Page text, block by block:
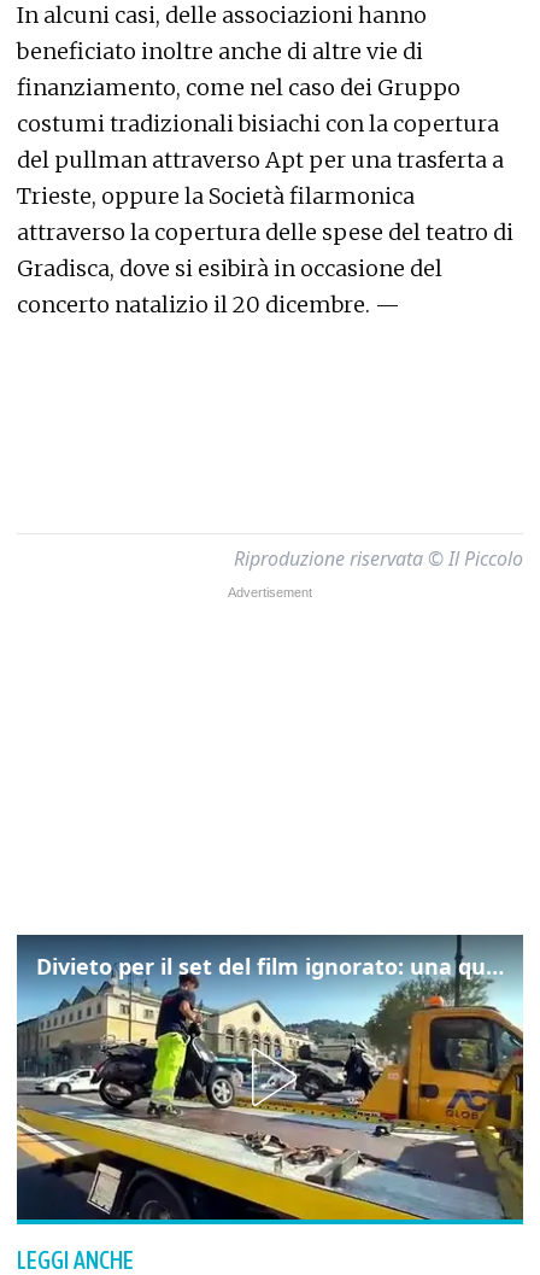
In alcuni casi, delle associazioni hanno
beneficiato inoltre anche di altre vie di
finanziamento, come nel caso dei Gruppo
costumi tradizionali bisiachi con la copertura
del pullman attraverso Apt per una trasferta a
Trieste, oppure la Società filarmonica
attraverso la copertura delle spese del teatro di
Gradisca, dove si esibirà in occasione del
concerto natalizio il 20 dicembre. —
Riproduzione riservata © Il Piccolo
Divieto per il set del film ignorato: una quarantina gli scooter rimossi a Trieste
LEGGI ANCHE